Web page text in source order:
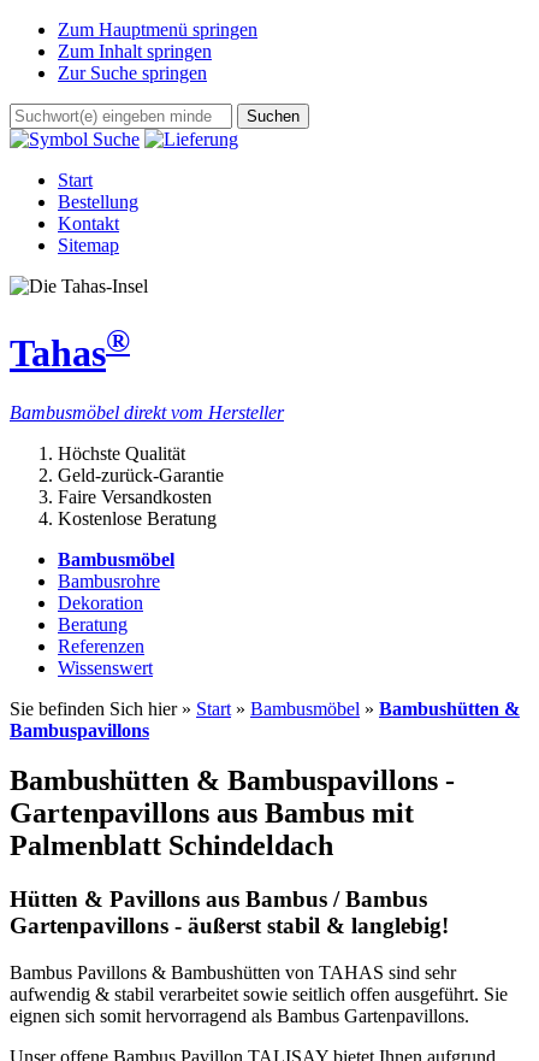
Zum Hauptmenü springen
Zum Inhalt springen
Zur Suche springen
Start
Bestellung
Kontakt
Sitemap
Tahas®
Bambusmöbel direkt vom Hersteller
Höchste Qualität
Geld-zurück-Garantie
Faire Versandkosten
Kostenlose Beratung
Bambusmöbel
Bambusrohre
Dekoration
Beratung
Referenzen
Wissenswert
Sie befinden Sich hier » Start » Bambusmöbel » Bambushütten &
Bambuspavillons
Bambushütten & Bambuspavillons -
Gartenpavillons aus Bambus mit
Palmenblatt Schindeldach
Hütten & Pavillons aus Bambus / Bambus
Gartenpavillons - äußerst stabil & langlebig!
Bambus Pavillons & Bambushütten von TAHAS sind sehr
aufwendig & stabil verarbeitet sowie seitlich offen ausgeführt. Sie
eignen sich somit hervorragend als Bambus Gartenpavillons.
Unser offene Bambus Pavillon TALISAY bietet Ihnen aufgrund